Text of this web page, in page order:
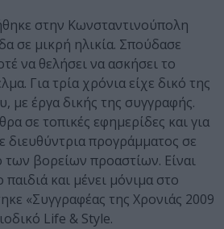
στην Κωνσταντινούπολη
σε μικρή ηλικία. Σπούδασε
να θελήσει να ασκήσει το
Για τρία χρόνια είχε δικό της
με έργα δικής της συγγραφής.
σε τοπικές εφημερίδες και για
διευθύντρια προγράμματος σε
βορείων προαστίων. Είναι
και μένει μόνιμα στο
«Συγγραφέας της Χρονιάς 2009
Life & Style.